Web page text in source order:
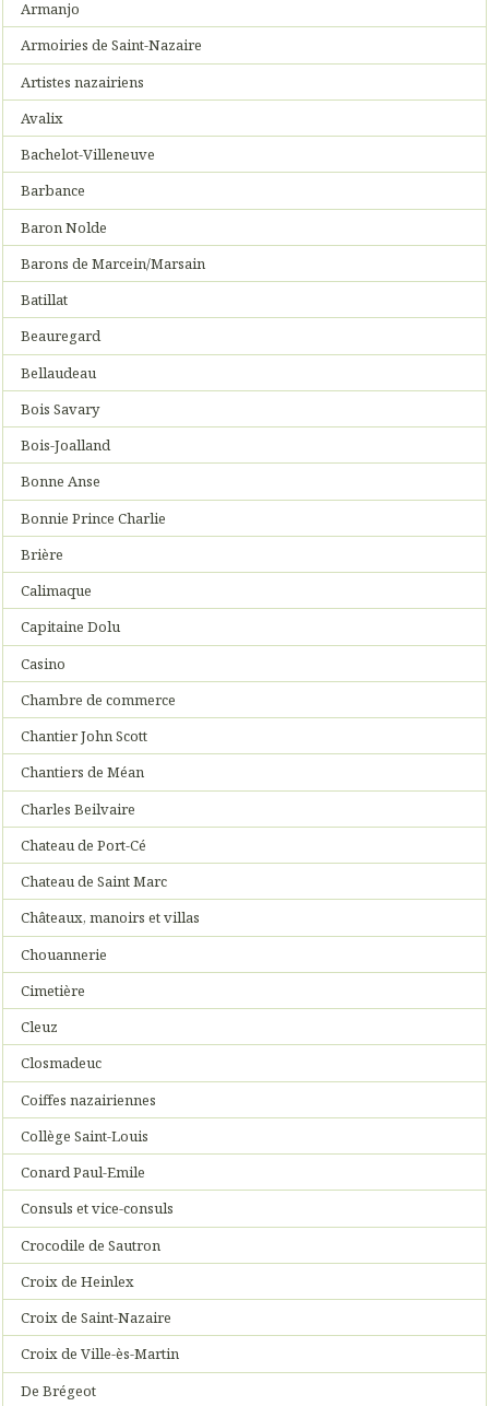
Armanjo
Armoiries de Saint-Nazaire
Artistes nazairiens
Avalix
Bachelot-Villeneuve
Barbance
Baron Nolde
Barons de Marcein/Marsain
Batillat
Beauregard
Bellaudeau
Bois Savary
Bois-Joalland
Bonne Anse
Bonnie Prince Charlie
Brière
Calimaque
Capitaine Dolu
Casino
Chambre de commerce
Chantier John Scott
Chantiers de Méan
Charles Beilvaire
Chateau de Port-Cé
Chateau de Saint Marc
Châteaux, manoirs et villas
Chouannerie
Cimetière
Cleuz
Closmadeuc
Coiffes nazairiennes
Collège Saint-Louis
Conard Paul-Emile
Consuls et vice-consuls
Crocodile de Sautron
Croix de Heinlex
Croix de Saint-Nazaire
Croix de Ville-ès-Martin
De Brégeot